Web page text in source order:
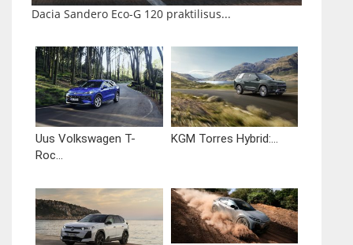
Dacia Sandero Eco-G 120 praktilisus...
Uus Volkswagen T-
Roc...
KGM Torres Hybrid:...